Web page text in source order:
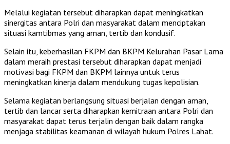
Melalui kegiatan tersebut diharapkan dapat meningkatkan
sinergitas antara Polri dan masyarakat dalam menciptakan
situasi kamtibmas yang aman, tertib dan kondusif.
Selain itu, keberhasilan FKPM dan BKPM Kelurahan Pasar Lama
dalam meraih prestasi tersebut diharapkan dapat menjadi
motivasi bagi FKPM dan BKPM lainnya untuk terus
meningkatkan kinerja dalam mendukung tugas kepolisian.
Selama kegiatan berlangsung situasi berjalan dengan aman,
tertib dan lancar serta diharapkan kemitraan antara Polri dan
masyarakat dapat terus terjalin dengan baik dalam rangka
menjaga stabilitas keamanan di wilayah hukum Polres Lahat.